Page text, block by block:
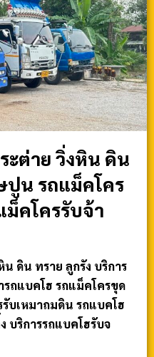
ะต่าย วิ่งหิน ดิน
ปูน รถแม็คโคร
ม็คโครรับจ้า
ดิน ทราย ลูกรัง บริการ
รถแบคโฮ รถแม็คโครขุด
บเหมาถมดิน รถแบคโฮ
บริการรถแบคโฮรับจ